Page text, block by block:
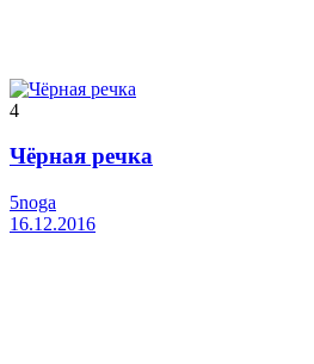
4
Чёрная речка
5noga
16.12.2016